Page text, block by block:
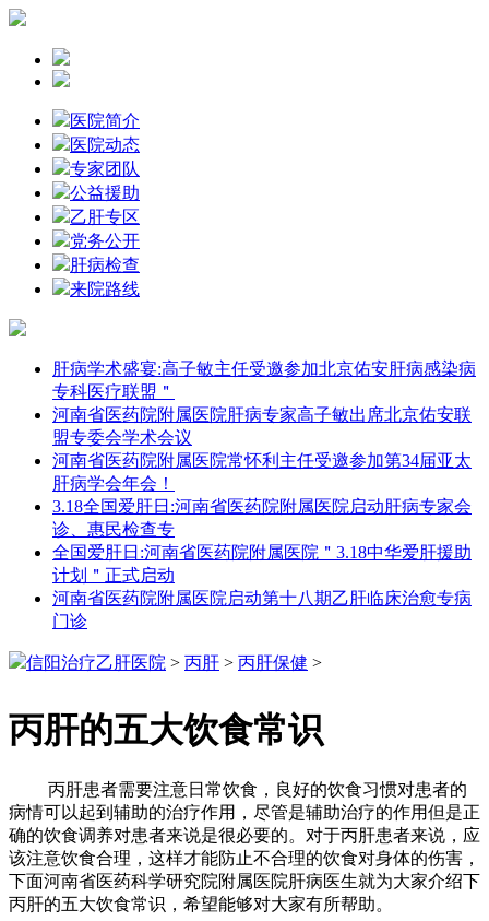
医院简介
医院动态
专家团队
公益援助
乙肝专区
党务公开
肝病检查
来院路线
肝病学术盛宴:高子敏主任受邀参加北京佑安肝病感染病
专科医疗联盟＂
河南省医药院附属医院肝病专家高子敏出席北京佑安联
盟专委会学术会议
河南省医药院附属医院常怀利主任受邀参加第34届亚太
肝病学会年会！
3.18全国爱肝日:河南省医药院附属医院启动肝病专家会
诊、惠民检查专
全国爱肝日:河南省医药院附属医院＂3.18中华爱肝援助
计划＂正式启动
河南省医药院附属医院启动第十八期乙肝临床治愈专病
门诊
信阳治疗乙肝医院 > 丙肝 > 丙肝保健 >
丙肝的五大饮食常识
丙肝患者需要注意日常饮食，良好的饮食习惯对患者的
病情可以起到辅助的治疗作用，尽管是辅助治疗的作用但是正
确的饮食调养对患者来说是很必要的。对于丙肝患者来说，应
该注意饮食合理，这样才能防止不合理的饮食对身体的伤害，
下面河南省医药科学研究院附属医院肝病医生就为大家介绍下
丙肝的五大饮食常识，希望能够对大家有所帮助。